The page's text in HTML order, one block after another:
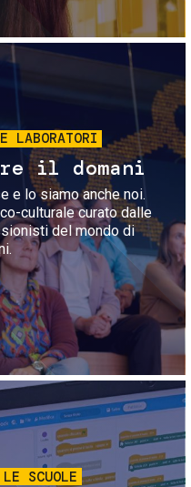
LABORATORI
il domani
e lo siamo anche noi.
culturale curato dalle
del mondo di
SCUOLE